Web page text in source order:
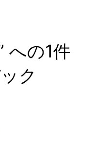
への1件
ク